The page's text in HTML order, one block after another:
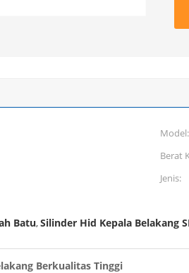
Model:
Berat
Jenis:
Batu,Silinder Hid Kepala Belakang
Berkualitas Tinggi